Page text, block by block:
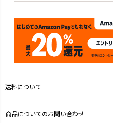
送料について
商品についてのお問い合わせ